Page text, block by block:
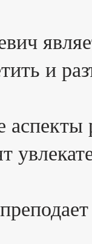
и
аспекты